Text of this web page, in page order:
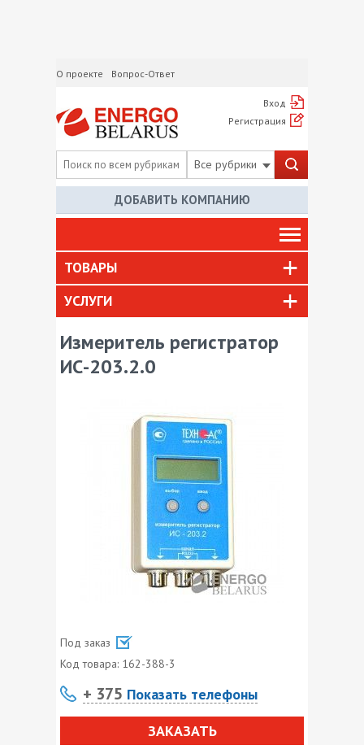
О проекте Вопрос-Ответ
Вход
Регистрация
Все рубрики
ДОБАВИТЬ КОМПАНИЮ
ТОВАРЫ
УСЛУГИ
Измеритель регистратор
ИС-203.2.0
Под заказ
Код товара: 162-388-3
+ 375 Показать телефоны
ЗАКАЗАТЬ